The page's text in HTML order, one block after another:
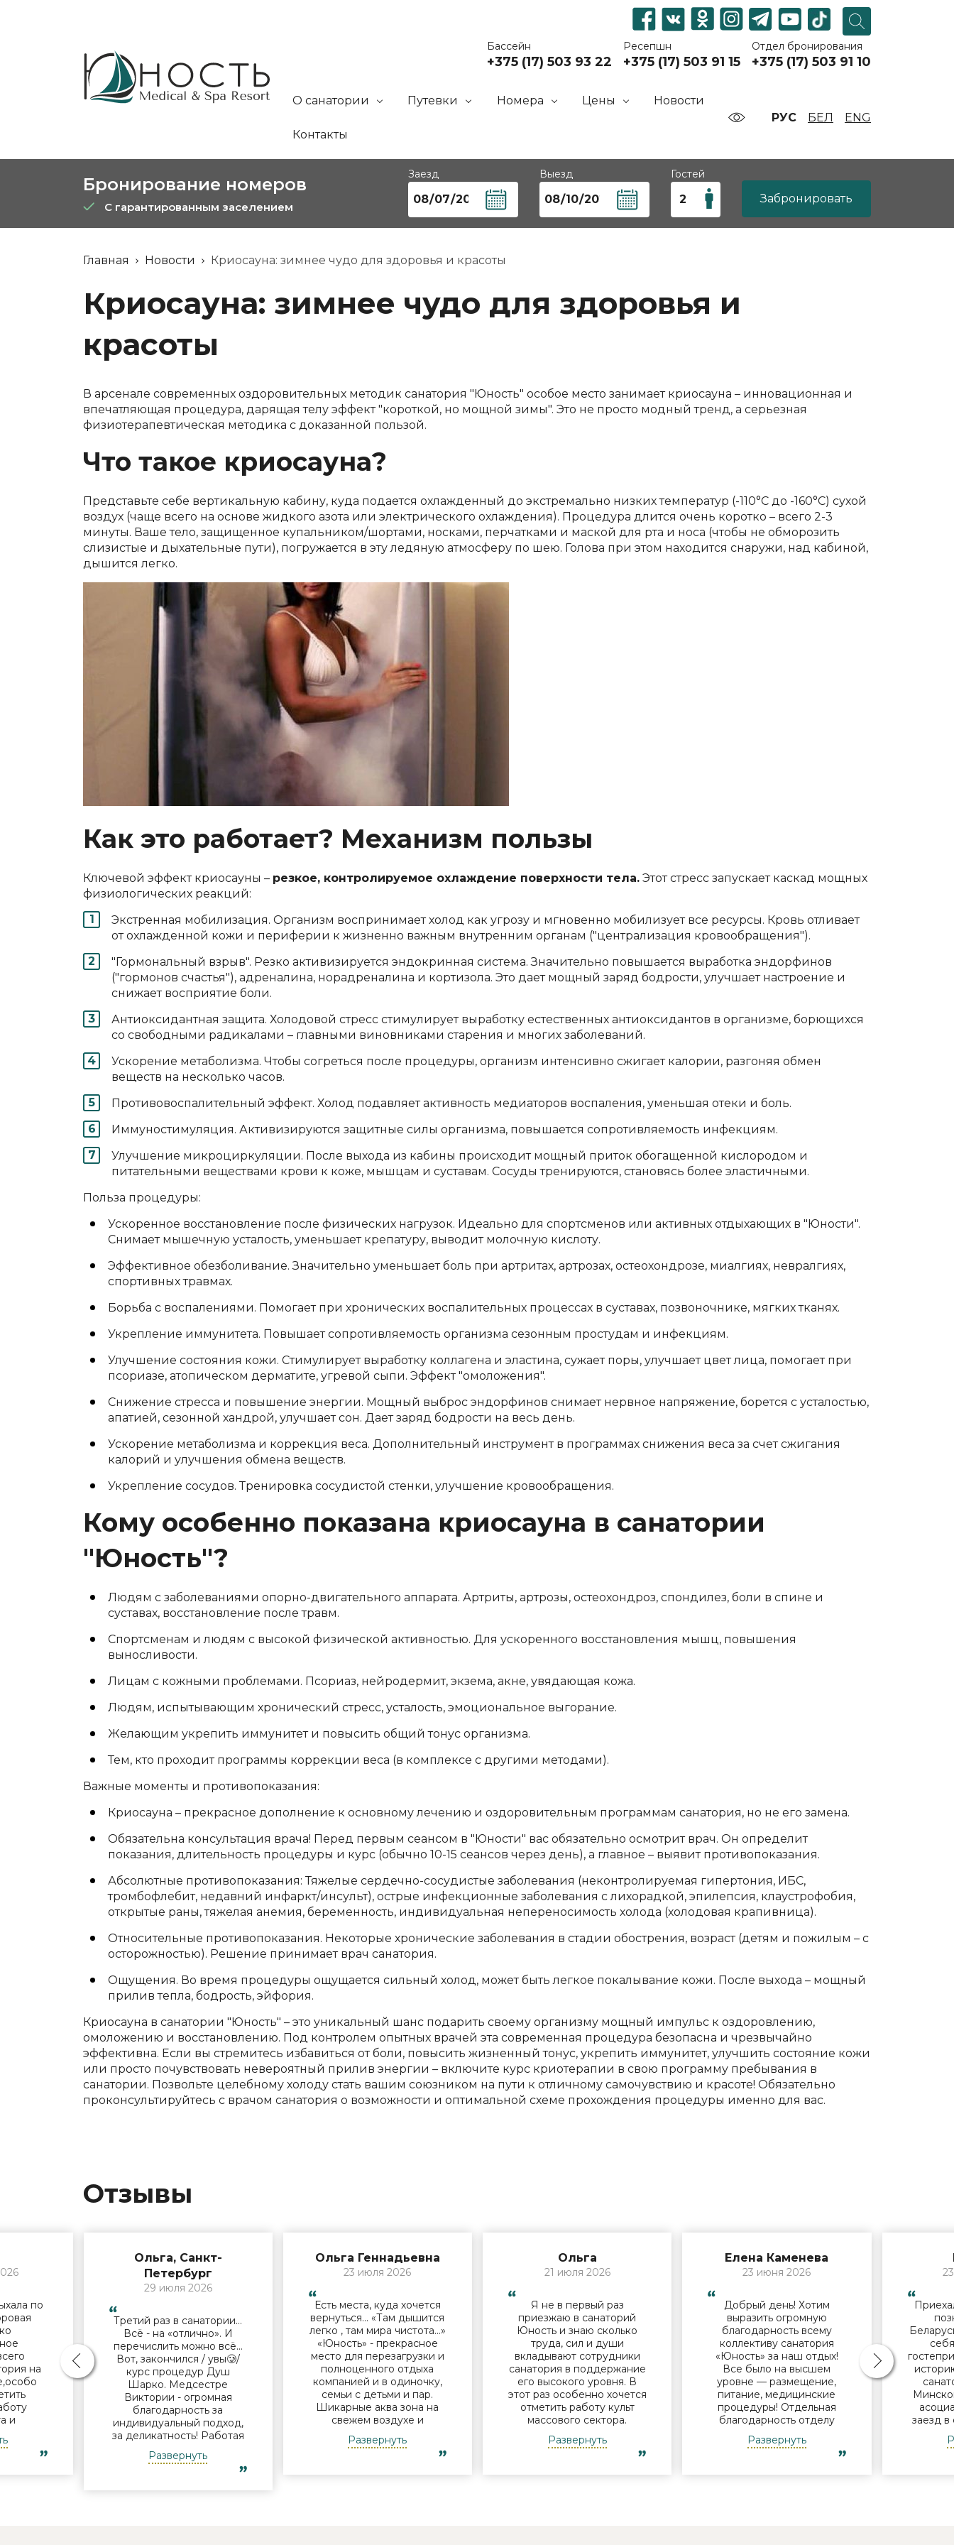
Бассейн
+375 (17) 503 93 22
Ресепшн
+375 (17) 503 91 15
Отдел бронирования
+375 (17) 503 91 10
О санатории Путевки Номера Цены Новости
Контакты
РУС БЕЛ ENG
Бронирование номеров
С гарантированным заселением
Заезд Выезд Гостей
Забронировать
Главная Новости Криосауна: зимнее чудо для здоровья и красоты
Криосауна: зимнее чудо для здоровья и
красоты
В арсенале современных оздоровительных методик санатория "Юность" особое место занимает криосауна – инновационная и
впечатляющая процедура, дарящая телу эффект "короткой, но мощной зимы". Это не просто модный тренд, а серьезная
физиотерапевтическая методика с доказанной пользой.
Что такое криосауна?
Представьте себе вертикальную кабину, куда подается охлажденный до экстремально низких температур (-110°C до -160°C) сухой
воздух (чаще всего на основе жидкого азота или электрического охлаждения). Процедура длится очень коротко – всего 2-3
минуты. Ваше тело, защищенное купальником/шортами, носками, перчатками и маской для рта и носа (чтобы не обморозить
слизистые и дыхательные пути), погружается в эту ледяную атмосферу по шею. Голова при этом находится снаружи, над кабиной,
дышится легко.
Как это работает? Механизм пользы
Ключевой эффект криосауны – резкое, контролируемое охлаждение поверхности тела. Этот стресс запускает каскад мощных
физиологических реакций:
Экстренная мобилизация. Организм воспринимает холод как угрозу и мгновенно мобилизует все ресурсы. Кровь отливает
от охлажденной кожи и периферии к жизненно важным внутренним органам ("централизация кровообращения").
"Гормональный взрыв". Резко активизируется эндокринная система. Значительно повышается выработка эндорфинов
("гормонов счастья"), адреналина, норадреналина и кортизола. Это дает мощный заряд бодрости, улучшает настроение и
снижает восприятие боли.
Антиоксидантная защита. Холодовой стресс стимулирует выработку естественных антиоксидантов в организме, борющихся
со свободными радикалами – главными виновниками старения и многих заболеваний.
Ускорение метаболизма. Чтобы согреться после процедуры, организм интенсивно сжигает калории, разгоняя обмен
веществ на несколько часов.
Противовоспалительный эффект. Холод подавляет активность медиаторов воспаления, уменьшая отеки и боль.
Иммуностимуляция. Активизируются защитные силы организма, повышается сопротивляемость инфекциям.
Улучшение микроциркуляции. После выхода из кабины происходит мощный приток обогащенной кислородом и
питательными веществами крови к коже, мышцам и суставам. Сосуды тренируются, становясь более эластичными.
Польза процедуры:
Ускоренное восстановление после физических нагрузок. Идеально для спортсменов или активных отдыхающих в "Юности".
Снимает мышечную усталость, уменьшает крепатуру, выводит молочную кислоту.
Эффективное обезболивание. Значительно уменьшает боль при артритах, артрозах, остеохондрозе, миалгиях, невралгиях,
спортивных травмах.
Борьба с воспалениями. Помогает при хронических воспалительных процессах в суставах, позвоночнике, мягких тканях.
Укрепление иммунитета. Повышает сопротивляемость организма сезонным простудам и инфекциям.
Улучшение состояния кожи. Стимулирует выработку коллагена и эластина, сужает поры, улучшает цвет лица, помогает при
псориазе, атопическом дерматите, угревой сыпи. Эффект "омоложения".
Снижение стресса и повышение энергии. Мощный выброс эндорфинов снимает нервное напряжение, борется с усталостью,
апатией, сезонной хандрой, улучшает сон. Дает заряд бодрости на весь день.
Ускорение метаболизма и коррекция веса. Дополнительный инструмент в программах снижения веса за счет сжигания
калорий и улучшения обмена веществ.
Укрепление сосудов. Тренировка сосудистой стенки, улучшение кровообращения.
Кому особенно показана криосауна в санатории
"Юность"?
Людям с заболеваниями опорно-двигательного аппарата. Артриты, артрозы, остеохондроз, спондилез, боли в спине и
суставах, восстановление после травм.
Спортсменам и людям с высокой физической активностью. Для ускоренного восстановления мышц, повышения
выносливости.
Лицам с кожными проблемами. Псориаз, нейродермит, экзема, акне, увядающая кожа.
Людям, испытывающим хронический стресс, усталость, эмоциональное выгорание.
Желающим укрепить иммунитет и повысить общий тонус организма.
Тем, кто проходит программы коррекции веса (в комплексе с другими методами).
Важные моменты и противопоказания:
Криосауна – прекрасное дополнение к основному лечению и оздоровительным программам санатория, но не его замена.
Обязательна консультация врача! Перед первым сеансом в "Юности" вас обязательно осмотрит врач. Он определит
показания, длительность процедуры и курс (обычно 10-15 сеансов через день), а главное – выявит противопоказания.
Абсолютные противопоказания: Тяжелые сердечно-сосудистые заболевания (неконтролируемая гипертония, ИБС,
тромбофлебит, недавний инфаркт/инсульт), острые инфекционные заболевания с лихорадкой, эпилепсия, клаустрофобия,
открытые раны, тяжелая анемия, беременность, индивидуальная непереносимость холода (холодовая крапивница).
Относительные противопоказания. Некоторые хронические заболевания в стадии обострения, возраст (детям и пожилым – с
осторожностью). Решение принимает врач санатория.
Ощущения. Во время процедуры ощущается сильный холод, может быть легкое покалывание кожи. После выхода – мощный
прилив тепла, бодрость, эйфория.
Криосауна в санатории "Юность" – это уникальный шанс подарить своему организму мощный импульс к оздоровлению,
омоложению и восстановлению. Под контролем опытных врачей эта современная процедура безопасна и чрезвычайно
эффективна. Если вы стремитесь избавиться от боли, повысить жизненный тонус, укрепить иммунитет, улучшить состояние кожи
или просто почувствовать невероятный прилив энергии – включите курс криотерапии в свою программу пребывания в
санатории. Позвольте целебному холоду стать вашим союзником на пути к отличному самочувствию и красоте! Обязательно
проконсультируйтесь с врачом санатория о возможности и оптимальной схеме прохождения процедуры именно для вас.
Отзывы
по
на
и
М.Н. за
и
Ольга, Санкт-
Петербург
29 июля 2026
Третий раз в санатории…
Всё - на «отлично». И
перечислить можно всё…
Вот, закончился / увы🥲/
курс процедур Душ
Шарко. Медсестре
Виктории - огромная
благодарность за
индивидуальный подход,
за деликатность! Работая
Профессионально и
Грамотно, она проводит
это «мероприятие» очень
Развернуть
Ольга Геннадьевна
23 июля 2026
Есть места, куда хочется
вернуться… «Там дышится
легко , там мира чистота…»
«Юность» - прекрасное
место для перезагрузки и
полноценного отдыха
компанией и в одиночку,
семьи с детьми и пар.
Шикарные аква зона на
свежем воздухе и
бассейн, огромная
территория с
благоустроенным пляжем
Развернуть
Ольга
21 июля 2026
Я не в первый раз
приезжаю в санаторий
Юность и знаю сколько
труда, сил и души
вкладывают сотрудники
санатория в поддержание
его высокого уровня. В
этот раз особенно хочется
отметить работу культ
массового сектора.
Молодые исполнители и
организаторы встреч у
Развернуть
Елена Каменева
23 июня 2026
Добрый день! Хотим
выразить огромную
благодарность всему
коллективу санатория
«Юность» за наш отдых!
Все было на высшем
уровне — размещение,
питание, медицинские
процедуры! Отдельная
благодарность отделу
досуга - за мастер-классы,
за помощь в организации
экскурсий, за музыкальные
Развернуть
заезд в